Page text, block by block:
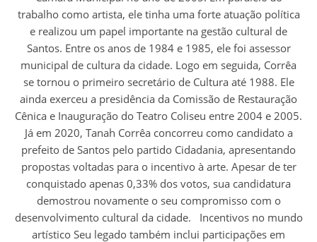
trabalho como artista, ele tinha uma forte atuação política
e realizou um papel importante na gestão cultural de
Santos. Entre os anos de 1984 e 1985, ele foi assessor
municipal de cultura da cidade. Logo em seguida, Corrêa
se tornou o primeiro secretário de Cultura até 1988. Ele
ainda exerceu a presidência da Comissão de Restauração
Cênica e Inauguração do Teatro Coliseu entre 2004 e 2005.
Já em 2020, Tanah Corrêa concorreu como candidato a
prefeito de Santos pelo partido Cidadania, apresentando
propostas voltadas para o incentivo à arte. Apesar de ter
conquistado apenas 0,33% dos votos, sua candidatura
demostrou novamente o seu compromisso com o
desenvolvimento cultural da cidade. Incentivos no mundo
artístico Seu legado também inclui participações em